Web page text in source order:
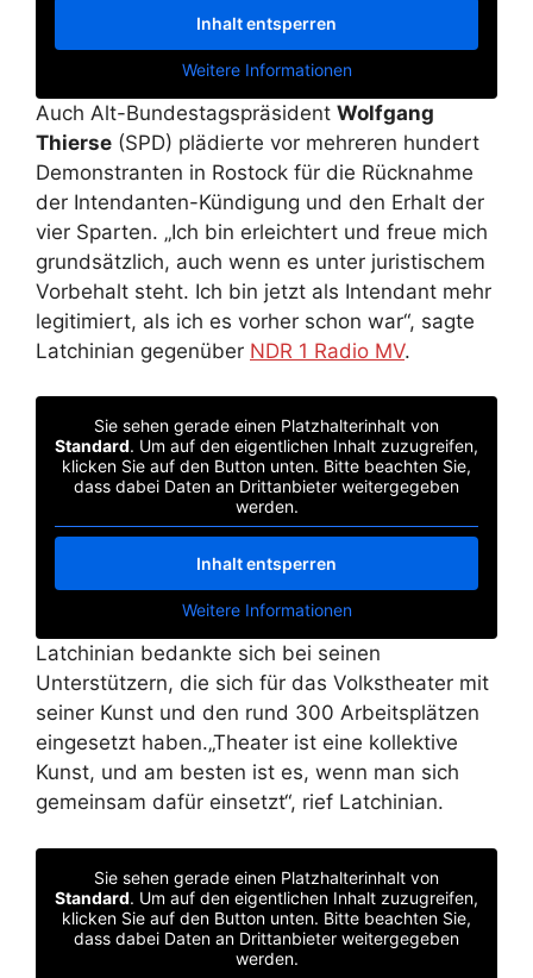
Inhalt entsperren
Weitere Informationen
Auch Alt-Bundestagspräsident Wolfgang
Thierse (SPD) plädierte vor mehreren hundert
Demonstranten in Rostock für die Rücknahme
der Intendanten-Kündigung und den Erhalt der
vier Sparten. „Ich bin erleichtert und freue mich
grundsätzlich, auch wenn es unter juristischem
Vorbehalt steht. Ich bin jetzt als Intendant mehr
legitimiert, als ich es vorher schon war“, sagte
Latchinian gegenüber NDR 1 Radio MV.
Sie sehen gerade einen Platzhalterinhalt von
Standard. Um auf den eigentlichen Inhalt zuzugreifen,
klicken Sie auf den Button unten. Bitte beachten Sie,
dass dabei Daten an Drittanbieter weitergegeben
werden.
Inhalt entsperren
Weitere Informationen
Latchinian bedankte sich bei seinen
Unterstützern, die sich für das Volkstheater mit
seiner Kunst und den rund 300 Arbeitsplätzen
eingesetzt haben.„Theater ist eine kollektive
Kunst, und am besten ist es, wenn man sich
gemeinsam dafür einsetzt“, rief Latchinian.
Sie sehen gerade einen Platzhalterinhalt von
Standard. Um auf den eigentlichen Inhalt zuzugreifen,
klicken Sie auf den Button unten. Bitte beachten Sie,
dass dabei Daten an Drittanbieter weitergegeben
werden.